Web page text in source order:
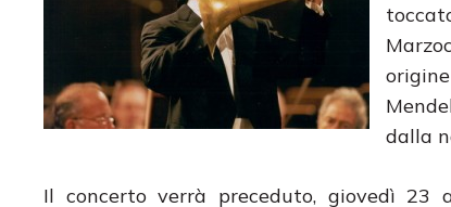
dalla
Il concerto verrà preceduto, giovedì 23